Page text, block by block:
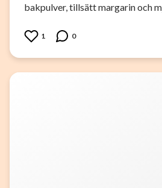
bakpulver, tillsätt margarin och
1 0